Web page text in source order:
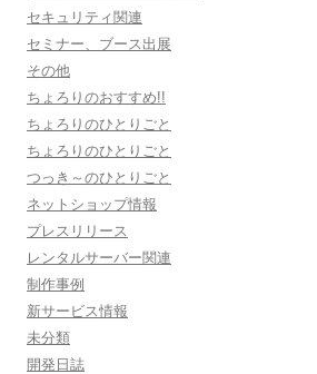
セキュリティ関連
セミナー、ブース出展
その他
ちょろりのおすすめ!!
ちょろりのひとりごと
ちょろりのひとりごと
つっき～のひとりごと
ネットショップ情報
プレスリリース
レンタルサーバー関連
制作事例
新サービス情報
未分類
開発日誌